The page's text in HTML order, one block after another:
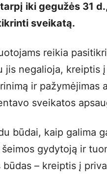
iki gegužės 31
sveikatą.
reikia
jis negalioja, kreiptis
ir pažymėjimas
sveikatos
būdai, kaip galima
šeimos gydytoją ir
būdas – kreiptis į